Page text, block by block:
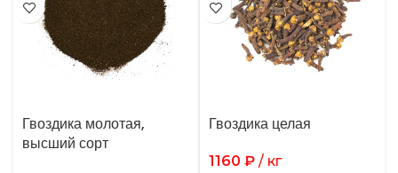
Гвоздика молотая,
высший сорт
Гвоздика целая
1160 ₽ / кг